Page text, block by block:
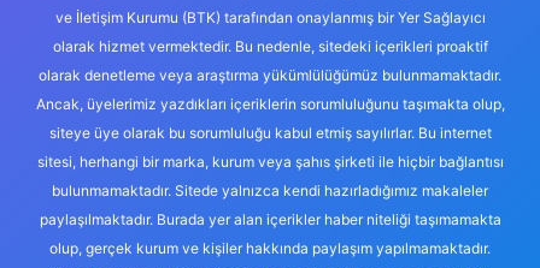
ve İletişim Kurumu (BTK) tarafından onaylanmış bir Yer Sağlayıcı
olarak hizmet vermektedir. Bu nedenle, sitedeki içerikleri proaktif
olarak denetleme veya araştırma yükümlülüğümüz bulunmamaktadır.
Ancak, üyelerimiz yazdıkları içeriklerin sorumluluğunu taşımakta olup,
siteye üye olarak bu sorumluluğu kabul etmiş sayılırlar. Bu internet
sitesi, herhangi bir marka, kurum veya şahıs şirketi ile hiçbir bağlantısı
bulunmamaktadır. Sitede yalnızca kendi hazırladığımız makaleler
paylaşılmaktadır. Burada yer alan içerikler haber niteliği taşımamakta
olup, gerçek kurum ve kişiler hakkında paylaşım yapılmamaktadır.